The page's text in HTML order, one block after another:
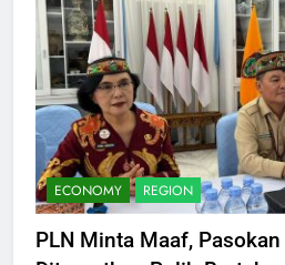
ECONOMY REGION
PLN Minta Maaf,